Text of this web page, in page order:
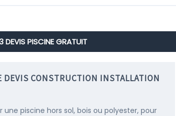
DEVIS PISCINE GRATUIT
DEVIS CONSTRUCTION INSTALLATION
une piscine hors sol, bois ou polyester, pour